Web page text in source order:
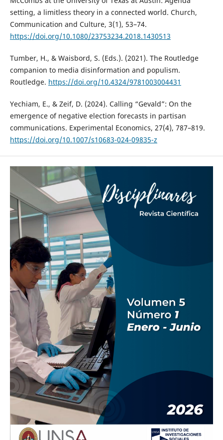
setting, a limitless theory in a connected world. Church,
Communication and Culture, 3(1), 53–74.
https://doi.org/10.1080/23753234.2018.1430513
Tumber, H., & Waisbord, S. (Eds.). (2021). The Routledge
companion to media disinformation and populism.
Routledge. https://doi.org/10.4324/9781003004431
Yechiam, E., & Zeif, D. (2024). Calling “Gevald”: On the
emergence of negative election forecasts in partisan
communications. Experimental Economics, 27(4), 787–819.
https://doi.org/10.1007/s10683-024-09835-z